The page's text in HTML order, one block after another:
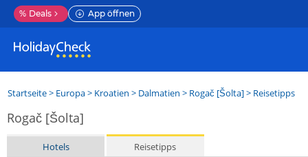
% Deals App öffnen
Startseite> Europa> Kroatien > Dalmatien > Rogač [Šolta]> Reisetipps
Rogač [Šolta]
Hotels Reisetipps